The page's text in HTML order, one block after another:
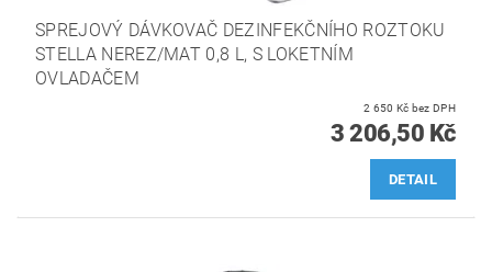
SPREJOVÝ DÁVKOVAČ DEZINFEKČNÍHO ROZTOKU
STELLA NEREZ/MAT 0,8 L, S LOKETNÍM
OVLADAČEM
2 650 Kč bez DPH
3 206,50 Kč
DETAIL